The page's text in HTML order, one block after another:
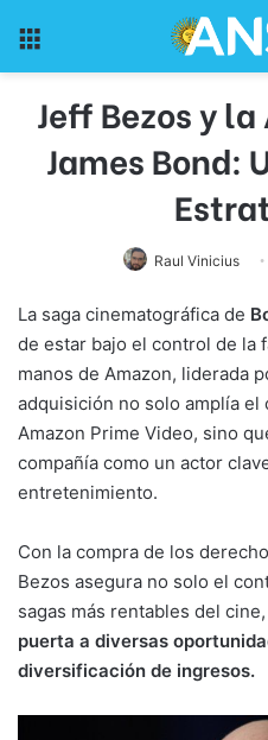
Jeff Bezos y
James Bond:
Raul Vinicius
La saga cinematográfica de
de estar bajo el control de la
manos de Amazon, liderada
adquisición no solo amplía el
Amazon Prime Video, sino
compañía como un actor
entretenimiento.
Con la compra de los
Bezos asegura no solo el
sagas más rentables del
puerta a diversas
diversificación de ingresos.